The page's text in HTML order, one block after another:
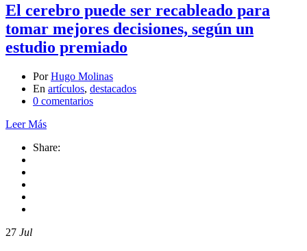
El cerebro puede ser recableado para
tomar mejores decisiones, según un
estudio premiado
Por Hugo Molinas
En artículos, destacados
0 comentarios
Leer Más
Share:
27 Jul